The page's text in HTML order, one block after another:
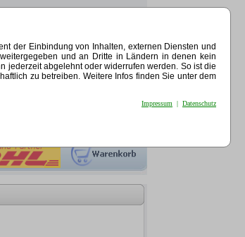
der Einbindung von Inhalten, externen Diensten und
und an Dritte in Ländern in denen kein
jederzeit abgelehnt oder widerrufen werden. So ist die
zu betreiben. Weitere Infos finden Sie unter dem
Impressum | Datenschutz